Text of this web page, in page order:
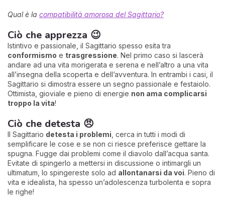
Qual è la compatibilità amorosa del Sagittario?
Ciò che apprezza 😉
Istintivo e passionale, il Sagittario spesso esita tra
conformismo e trasgressione. Nel primo caso si lascerà
andare ad una vita morigerata e serena e nell’altro a una vita
all’insegna della scoperta e dell’avventura. In entrambi i casi, il
Sagittario si dimostra essere un segno passionale e festaiolo.
Ottimista, gioviale e pieno di energie non ama complicarsi
troppo la vita!
Ciò che detesta 😠
Il Sagittario detesta i problemi, cerca in tutti i modi di
semplificare le cose e se non ci riesce preferisce gettare la
spugna. Fugge dai problemi come il diavolo dall’acqua santa.
Evitate di spingerlo a mettersi in discussione o intimargli un
ultimatum, lo spingereste solo ad allontanarsi da voi. Pieno di
vita e idealista, ha spesso un’adolescenza turbolenta e sopra
le righe!